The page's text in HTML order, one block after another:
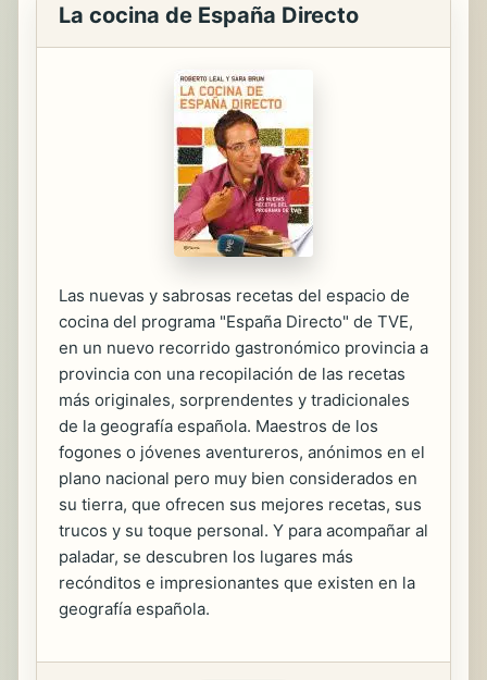
La cocina de España Directo
Las nuevas y sabrosas recetas del espacio de
cocina del programa "España Directo" de TVE,
en un nuevo recorrido gastronómico provincia a
provincia con una recopilación de las recetas
más originales, sorprendentes y tradicionales
de la geografía española. Maestros de los
fogones o jóvenes aventureros, anónimos en el
plano nacional pero muy bien considerados en
su tierra, que ofrecen sus mejores recetas, sus
trucos y su toque personal. Y para acompañar al
paladar, se descubren los lugares más
recónditos e impresionantes que existen en la
geografía española.